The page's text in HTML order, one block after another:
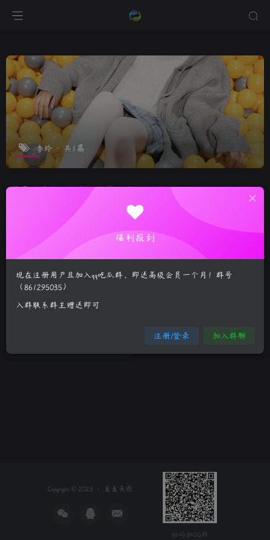
李玲 共1篇
排序 更新 浏览 点赞 评论
大眼妹子李玲Angel时尚比基尼
Copyright © 2023 · 羞羞美图
扫码加QQ群
福利报到
现在注册用户且加入qq吃瓜群，即送高级会员一个月！群号
（861295035）
入群联系群主赠送即可
注册/登录 加入群聊